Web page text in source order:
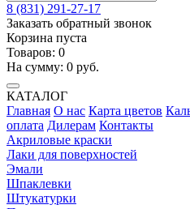
8 (831) 291-27-17
Заказать обратный звонок
Корзина пуста
Товаров: 0
На сумму: 0 руб.
КАТАЛОГ
Главная О нас Карта цветов
оплата Дилерам Контакты
Акриловые краски
Лаки для поверхностей
Эмали
Шпаклевки
Штукатурки